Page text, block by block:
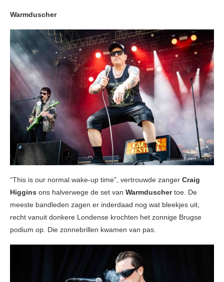
Warmduscher
“This is our normal wake-up time”, vertrouwde zanger Craig
Higgins ons halverwege de set van Warmduschertoe. De
meeste bandleden zagen er inderdaad nog wat bleekjes uit,
recht vanuit donkere Londense krochten het zonnige Brugse
podium op. Die zonnebrillen kwamen van pas.